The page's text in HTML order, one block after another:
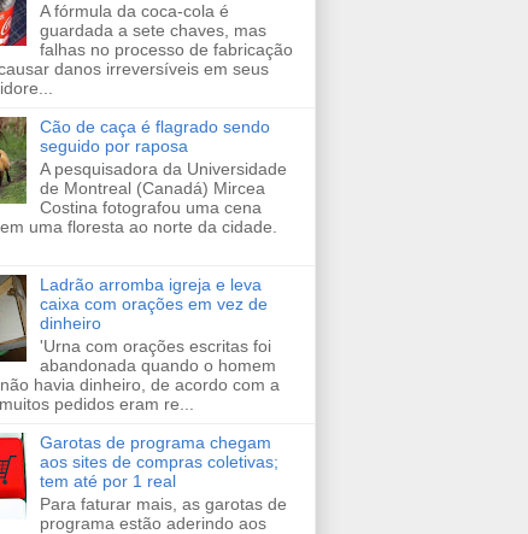
A fórmula da coca-cola é
guardada a sete chaves, mas
falhas no processo de fabricação
danos irreversíveis em seus
Cão de caça é flagrado sendo
seguido por raposa
A pesquisadora da Universidade
de Montreal (Canadá) Mircea
Costina fotografou uma cena
uma floresta ao norte da cidade.
Ladrão arromba igreja e leva
caixa com orações em vez de
dinheiro
'Urna com orações escritas foi
abandonada quando o homem
havia dinheiro, de acordo com a
pedidos eram re...
Garotas de programa chegam
aos sites de compras coletivas;
tem até por 1 real
Para faturar mais, as garotas de
programa estão aderindo aos